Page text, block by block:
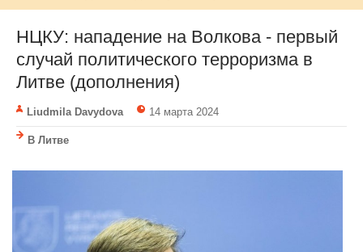
НЦКУ: нападение на Волкова - первый
случай политического терроризма в
Литве (дополнения)
Liudmila Davydova 14 марта 2024
В Литве